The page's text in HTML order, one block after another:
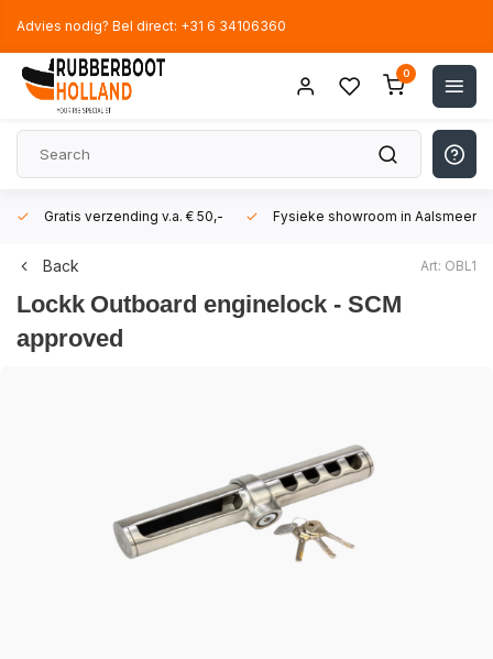
Advies nodig? Bel direct: +31 6 34106360
0
Gratis verzending v.a. € 50,- Fysieke showroom in Aalsmeer!
Back Art: OBL1
Lockk Outboard enginelock - SCM
approved